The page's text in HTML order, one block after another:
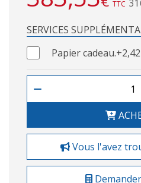
TTC
SERVICES
Papier cadeau.
Vous l'avez